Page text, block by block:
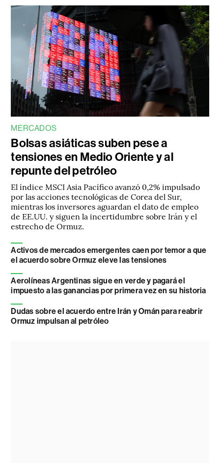
MERCADOS
Bolsas asiáticas suben pese a
tensiones en Medio Oriente y al
repunte del petróleo
El índice MSCI Asia Pacífico avanzó 0,2% impulsado
por las acciones tecnológicas de Corea del Sur,
mientras los inversores aguardan el dato de empleo
de EE.UU. y siguen la incertidumbre sobre Irán y el
estrecho de Ormuz.
Activos de mercados emergentes caen por temor a que
el acuerdo sobre Ormuz eleve las tensiones
Aerolíneas Argentinas sigue en verde y pagará el
impuesto a las ganancias por primera vez en su historia
Dudas sobre el acuerdo entre Irán y Omán para reabrir
Ormuz impulsan al petróleo